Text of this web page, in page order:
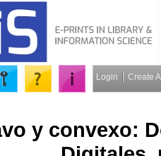
Login Create
y convexo: